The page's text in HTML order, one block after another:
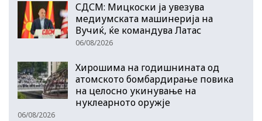
СДСМ: Мицкоски ја увезува
медиумската машинерија на
Вучиќ, ќе командува Латас
06/08/2026
Хирошима на годишнината од
атомското бомбардирање повика
на целосно укинување на
нуклеарното оружје
06/08/2026